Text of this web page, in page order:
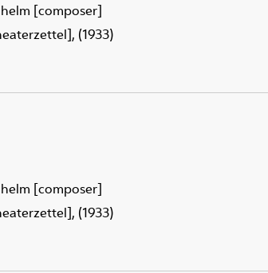
[composer]
(1933)
[composer]
(1933)